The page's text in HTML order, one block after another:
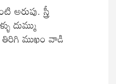
అరుపు. స్త్రీ
దుమ్ము
ముఖం వాడి